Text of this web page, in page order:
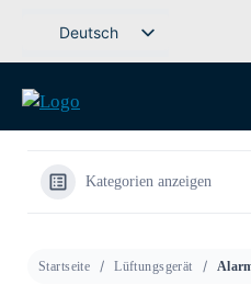
WeiterDeutsch
Svenska
English (UK)
Norsk bokmål
Kategorien anzeigen
Startseite Lüftungsgerät